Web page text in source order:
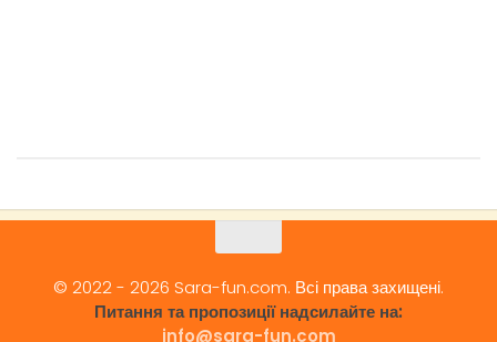
© 2022 - 2026 Sara-fun.com. Всі права захищені.
Питання та пропозиції надсилайте на:
info@sara-fun.com